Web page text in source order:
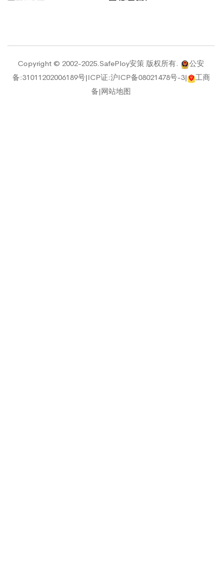
Copyright © 2002-2025.SafePloy安策 版权所有.
公安
备:31011202006189号|ICP证:沪ICP备08021478号-3|
工商
备|网站地图